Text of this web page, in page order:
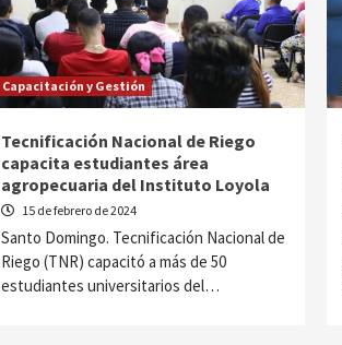
Capacitación y Gestión
Tecnificación Nacional de Riego
capacita estudiantes área
agropecuaria del Instituto Loyola
15 de febrero de 2024
Santo Domingo. Tecnificación Nacional de
Riego (TNR) capacitó a más de 50
estudiantes universitarios del…